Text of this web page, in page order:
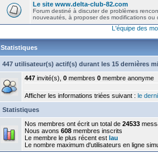
Le site www.delta-club-82.com
Forum destiné à discuter de problèmes
nouveautés, à proposer des modifications ou
L'équipe des
Statistiques
447 utilisateur(s) actif(s) durant les 15 dernières
447 invité(s), 0 membres 0 membre anonyme
Afficher les informations triées suivant : le
Statistiques
Nos membres ont écrit un total de 24533
Nous avons 608 membres inscrits
Le membre le plus récent est lau
Le nombre maximum d'utilisateurs en ligne